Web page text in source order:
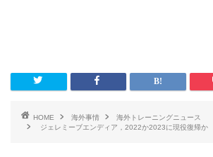
HOME 海外事情
海外トレーニングニュース
ジェレミーブエンディア，2022か2023に現役復帰か